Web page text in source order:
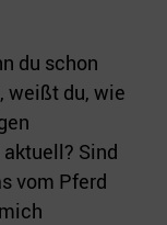
du schon
weißt du, wie
Sind
vom Pferd